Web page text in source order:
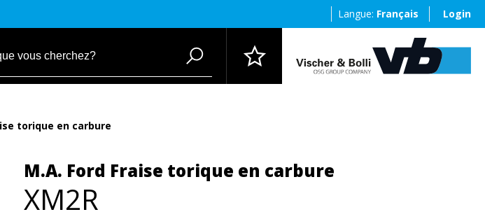
Langue: Français Login
torique en carbure
M.A. Ford Fraise torique en carbure
XM2R